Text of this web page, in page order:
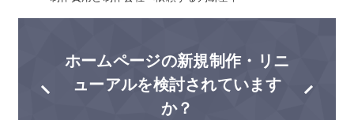
ホームページの新規制作・リニ
ューアルを検討されています
か？